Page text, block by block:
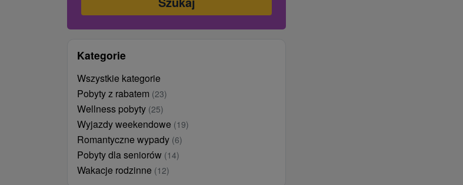
Kategorie
Wszystkie kategorie
Pobyty z rabatem (23)
Wellness pobyty (25)
Wyjazdy weekendowe (19)
Romantyczne wypady (6)
Pobyty dla seniorów (14)
Wakacje rodzinne (12)